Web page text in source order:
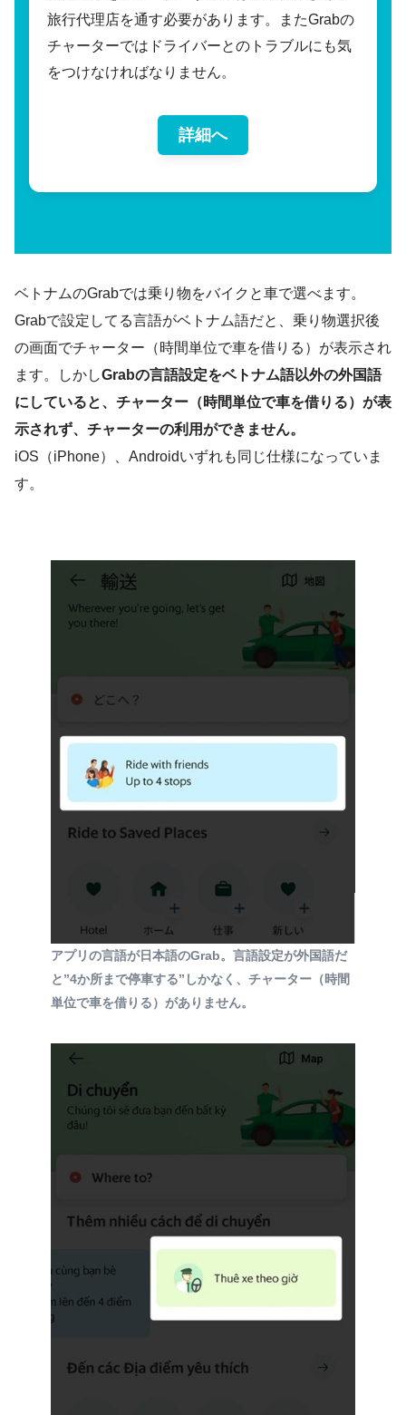
旅行代理店を通す必要があります。またGrabの
チャーターではドライバーとのトラブルにも気
をつけなければなりません。
詳細へ
ベトナムのGrabでは乗り物をバイクと車で選べます。
Grabで設定してる言語がベトナム語だと、乗り物選択後
の画面でチャーター（時間単位で車を借りる）が表示され
ます。しかしGrabの言語設定をベトナム語以外の外国語
にしていると、チャーター（時間単位で車を借りる）が表
示されず、チャーターの利用ができません。
iOS（iPhone）、Androidいずれも同じ仕様になっていま
す。
アプリの言語が日本語のGrab。言語設定が外国語だ
と”4か所まで停車する”しかなく、チャーター（時間
単位で車を借りる）がありません。